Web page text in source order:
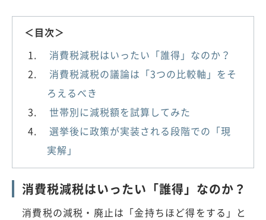
＜目次＞
消費税減税はいったい「誰得」なのか？
消費税減税の議論は「3つの比較軸」をそ
ろえるべき
世帯別に減税額を試算してみた
選挙後に政策が実装される段階での「現
実解」
消費税減税はいったい「誰得」なのか？
消費税の減税・廃止は「金持ちほど得をする」と